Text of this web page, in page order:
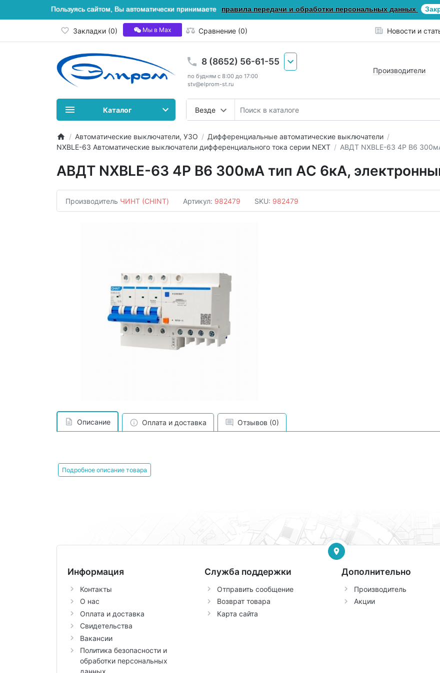
Пользуясь сайтом, Вы автоматически принимаете правила передачи и обработки персональных данных
Закладки (0) Мы в Мах Сравнение (0) Новости и
8 (8652) 56-61-55
по будням с 8:00 до 17:00
stv@elprom-st.ru
Везде
Производители
Каталог
Автоматические выключатели, УЗО
Дифференциальные автоматические выключатели
NXBLE-63 Автоматические выключатели дифференциального тока серии NEXT
АВДТ NXBLE-63 4P B6
АВДТ NXBLE-63 4P B6 300мА тип AС 6кА,
Производитель ЧИНТ (CHINT) Артикул: 982479 SKU: 982479
Описание Оплата и доставка Отзывов (0)
Подробное описание товара
Информация
Контакты
О нас
Оплата и доставка
Свидетельства
Вакансии
Политика безопасности и
обработки персональных
данных
Служба поддержки
Отправить сообщение
Возврат товара
Карта сайта
Дополнительно
Производитель
Акции